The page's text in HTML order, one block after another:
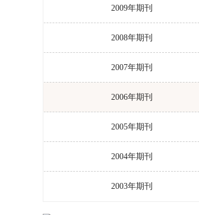
2009年期刊
2008年期刊
2007年期刊
2006年期刊
2005年期刊
2004年期刊
2003年期刊